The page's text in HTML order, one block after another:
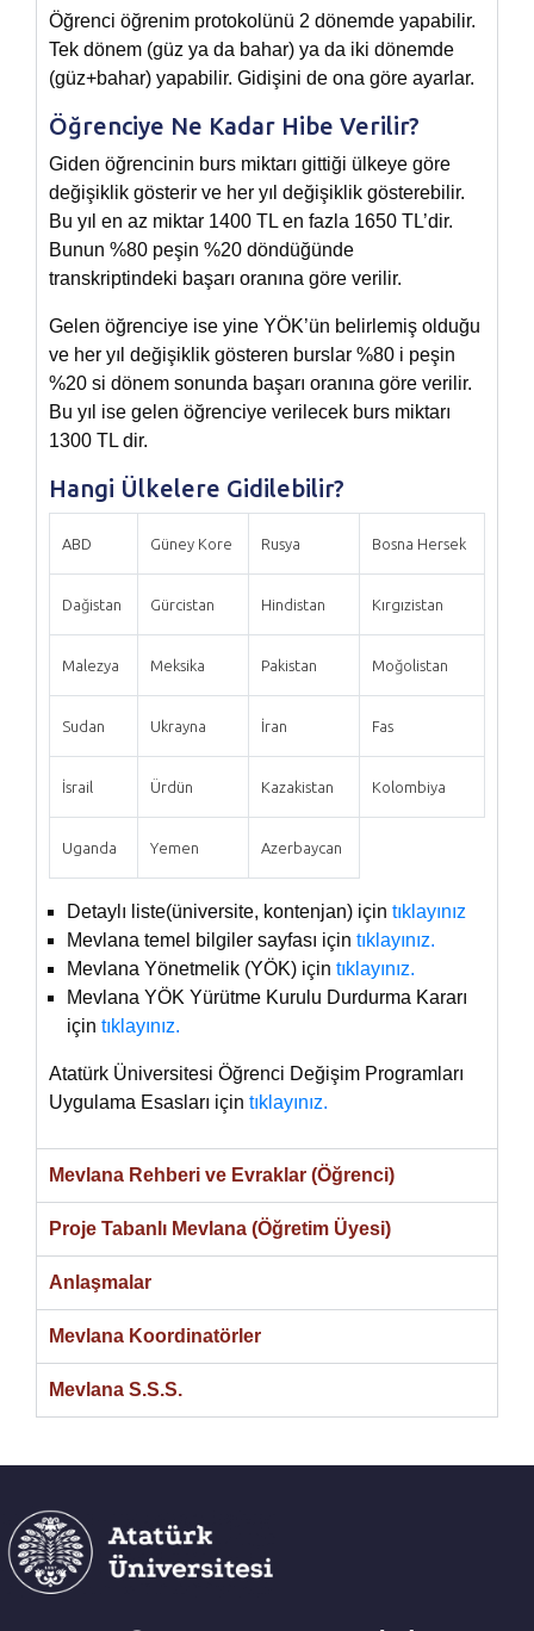
Öğrenci öğrenim protokolünü 2 dönemde yapabilir.
Tek dönem (güz ya da bahar) ya da iki dönemde
(güz+bahar) yapabilir. Gidişini de ona göre ayarlar.
Öğrenciye Ne Kadar Hibe Verilir?
Giden öğrencinin burs miktarı gittiği ülkeye göre
değişiklik gösterir ve her yıl değişiklik gösterebilir.
Bu yıl en az miktar 1400 TL en fazla 1650 TL’dir.
Bunun %80 peşin %20 döndüğünde
transkriptindeki başarı oranına göre verilir.
Gelen öğrenciye ise yine YÖK’ün belirlemiş olduğu
ve her yıl değişiklik gösteren burslar %80 i peşin
%20 si dönem sonunda başarı oranına göre verilir.
Bu yıl ise gelen öğrenciye verilecek burs miktarı
1300 TL dir.
Hangi Ülkelere Gidilebilir?
ABD Güney Kore Rusya Bosna Hersek
Dağistan Gürcistan Hindistan Kırgızistan
Malezya Meksika Pakistan Moğolistan
Sudan Ukrayna İran Fas
İsrail Ürdün Kazakistan Kolombiya
Uganda Yemen Azerbaycan
Detaylı liste(üniversite, kontenjan) için tıklayınız
Mevlana temel bilgiler sayfası için tıklayınız.
Mevlana Yönetmelik (YÖK) için tıklayınız.
Mevlana YÖK Yürütme Kurulu Durdurma Kararı
için tıklayınız.
Atatürk Üniversitesi Öğrenci Değişim Programları
Uygulama Esasları için tıklayınız.
Mevlana Rehberi ve Evraklar (Öğrenci)
Proje Tabanlı Mevlana (Öğretim Üyesi)
Anlaşmalar
Mevlana Koordinatörler
Mevlana S.S.S.